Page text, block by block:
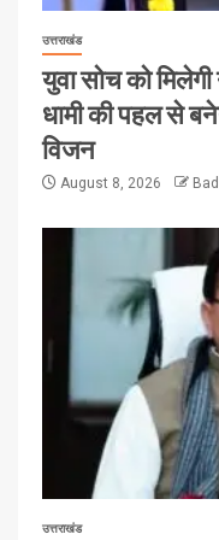
उत्तराखंड
युवा सोच को मिलेगी
धामी की पहल से
विजन
August 8, 2026
उत्तराखंड